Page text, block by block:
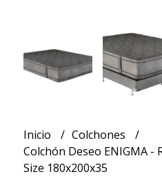
Inicio
Colchones
Colchón Deseo ENIGMA -
Size 180x200x35